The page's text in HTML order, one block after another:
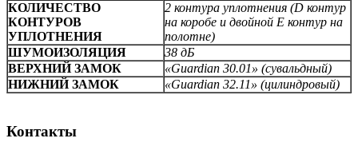
КОЛИЧЕСТВО
КОНТУРОВ
УПЛОТНЕНИЯ
2 контура уплотнения (D контур
на коробе и двойной E контур на
полотне)
ШУМОИЗОЛЯЦИЯ
38 дБ
ВЕРХНИЙ ЗАМОК
«Guardian 30.01» (сувальдный)
НИЖНИЙ ЗАМОК
«Guardian 32.11» (цилиндровый)
Контакты